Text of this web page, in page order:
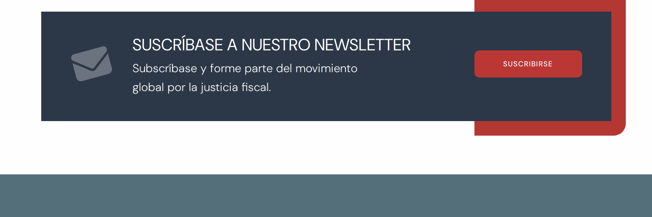
SUSCRÍBASE A NUESTRO NEWSLETTER
Subscríbase y forme parte del movimiento
global por la justicia fiscal.
SUSCRIBIRSE